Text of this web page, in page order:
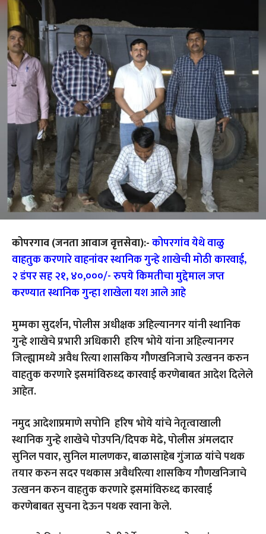
कोपरगाव (जनता आवाज वृत्तसेवा):-कोपरगांव येथे वाळु
वाहतुक करणारे वाहनांवर स्थानिक गुन्हे शाखेची मोठी कारवाई,
२ डंपर सह २१, ४०,०००/- रुपये किमतीचा मुद्देमाल जप्त
करण्यात स्थानिक गुन्हा शाखेला यश आले आहे
मुम्मका सुदर्शन, पोलीस अधीक्षक अहिल्यानगर यांनी स्थानिक
गुन्हे शाखेचे प्रभारी अधिकारी हरिष भोये यांना अहिल्यानगर
जिल्ह्यामध्ये अवैध रित्या शासकिय गौणखनिजाचे उत्खनन करुन
वाहतुक करणारे इसमांविरुध्द कारवाई करणेबाबत आदेश दिलेले
आहेत.
नमुद आदेशाप्रमाणे सपोनि हरिष भोये यांचे नेतृत्वाखाली
स्थानिक गुन्हे शाखेचे पोउपनि/दिपक मेढे, पोलीस अंमलदार
सुनिल पवार, सुनिल मालणकर, बाळासाहेब गुंजाळ यांचे पथक
तयार करुन सदर पथकास अवैधरित्या शासकिय गौणखनिजाचे
उत्खनन करुन वाहतुक करणारे इसमांविरुध्द कारवाई
करणेबाबत सुचना देऊन पथक रवाना केले.